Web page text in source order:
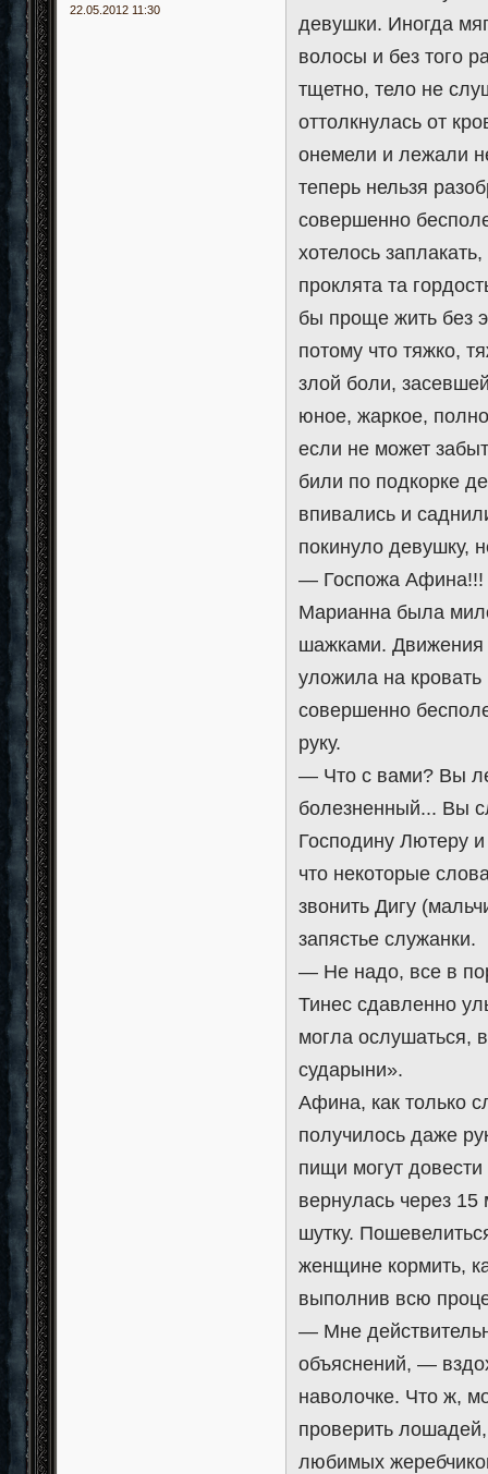
22.05.2012 11:30
девушки. Иногда
волосы и без того
тщетно, тело не
оттолкнулась от
онемели и лежали
теперь нельзя
совершенно
хотелось
проклята та
бы проще жить без
потому что тяжко,
злой боли,
юное, жаркое,
если не может
били по подкорке
впивались и
покинуло девушку,
— Госпожа Афина!!!
Марианна была
шажками. Движения
уложила на
совершенно
руку.
— Что с вами? Вы
болезненный... Вы
Господину Лютеру
что некоторые
звонить Дигу
запястье служанки.
— Не надо, все в
Тинес сдавленно
могла ослушаться,
сударыни».
Афина, как только
получилось даже
пищи могут
вернулась через 15
шутку.
женщине кормить,
выполнив всю
— Мне
объяснений, —
наволочке. Что ж,
проверить
любимых